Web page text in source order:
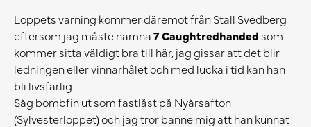
Loppets varning kommer däremot från Stall Svedberg
eftersom jag måste nämna7 Caughtredhanded som
kommer sitta väldigt bra till här, jag gissar att det blir
ledningen eller vinnarhålet och med lucka i tid kan han
bli livsfarlig.
Såg bombfin ut som fastlåst på Nyårsafton
(Sylvesterloppet) och jag tror banne mig att han kunnat